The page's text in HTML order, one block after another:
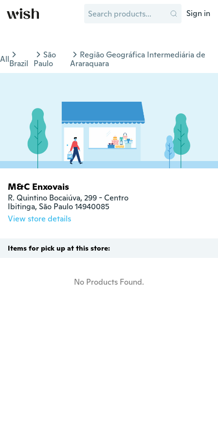
Sign in
AllBrazil
São
Paulo
Região Geográfica Intermediária de
Araraquara
M&C Enxovais
R. Quintino Bocaiúva, 299 - Centro
Ibitinga, São Paulo 14940085
View store details
Items for pick up at this store:
No Products Found.